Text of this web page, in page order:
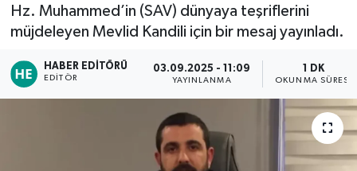
Hz. Muhammed’in (SAV) dünyaya teşriflerini
müjdeleyen Mevlid Kandili için bir mesaj yayınladı.
HABER EDITÖRÜ
EDITÖR
03.09.2025 - 11:09
YAYINLANMA
1 DK
OKUNMA SÜRESI